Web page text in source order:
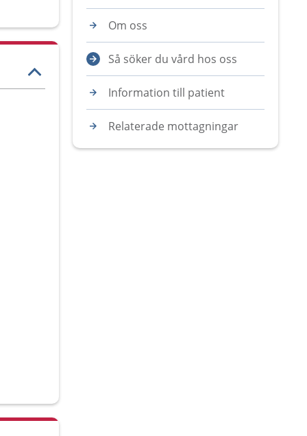
Om oss
Så söker du vård hos oss
Information till patient
Relaterade mottagningar